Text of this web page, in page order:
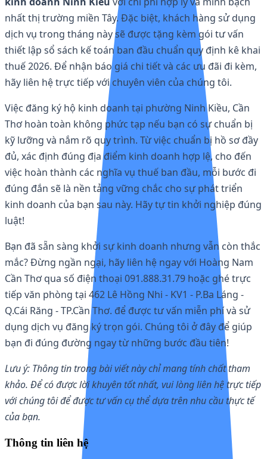
nhất thị trường miền Tây. Đặc biệt, khách hàng sử dụng
dịch vụ trong tháng này sẽ được tặng kèm gói tư vấn
thiết lập sổ sách kế toán ban đầu chuẩn quy định kê khai
thuế 2026. Để nhận báo giá chi tiết và các ưu đãi đi kèm,
hãy liên hệ trực tiếp với chuyên viên của chúng tôi.
Việc đăng ký hộ kinh doanh tại phường Ninh Kiều, Cần
Thơ hoàn toàn không phức tạp nếu bạn có sự chuẩn bị
kỹ lưỡng và nắm rõ quy trình. Từ việc chuẩn bị hồ sơ đầy
đủ, xác định đúng địa điểm kinh doanh hợp lệ, cho đến
việc hoàn thành các nghĩa vụ thuế ban đầu, mỗi bước đi
đúng đắn sẽ là nền tảng vững chắc cho sự phát triển
kinh doanh của bạn sau này. Hãy tự tin khởi nghiệp đúng
luật!
Bạn đã sẵn sàng khởi sự kinh doanh nhưng vẫn còn thắc
mắc? Đừng ngần ngại, hãy liên hệ ngay với Hoàng Nam
Cần Thơ qua số điện thoại 091.888.31.79 hoặc ghé trực
tiếp văn phòng tại 462 Lê Hồng Nhi - KV1 - P.Ba Láng -
Q.Cái Răng - TP.Cần Thơ. để được tư vấn miễn phí và sử
dụng dịch vụ đăng ký trọn gói. Chúng tôi ở đây để giúp
bạn đi đúng đường ngay từ những bước đầu tiên!
Lưu ý: Thông tin trong bài viết này chỉ mang tính chất tham
khảo. Để có được lời khuyên tốt nhất, vui lòng liên hệ trực tiếp
với chúng tôi để được tư vấn cụ thể dựa trên nhu cầu thực tế
của bạn.
Thông tin liên hệ